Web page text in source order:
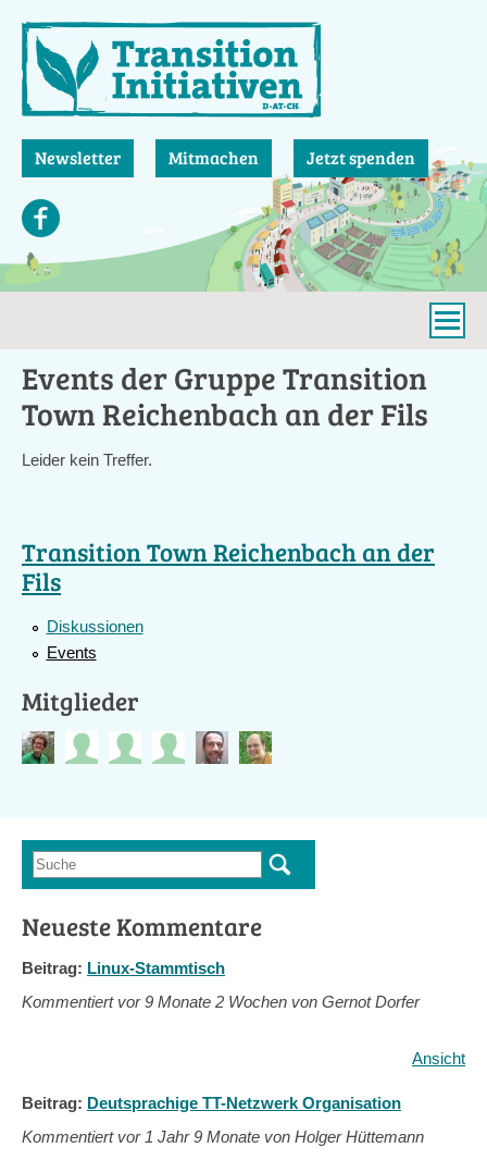
zum
Inhalt
Newsletter Mitmachen Jetzt spenden
Events der Gruppe Transition
Town Reichenbach an der Fils
Leider kein Treffer.
Transition Town Reichenbach an der
Fils
Diskussionen
Events
Mitglieder
Suchformular
Suche
Neueste Kommentare
Beitrag: Linux-Stammtisch
Kommentiert vor9 Monate 2 Wochen von Gernot Dorfer
Ansicht
Beitrag: Deutsprachige TT-Netzwerk Organisation
Kommentiert vor 1 Jahr 9 Monate von Holger Hüttemann